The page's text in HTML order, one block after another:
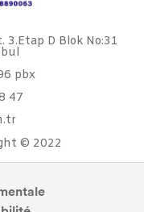
3.Etap D Blok No:31
pbx
47
© 2022